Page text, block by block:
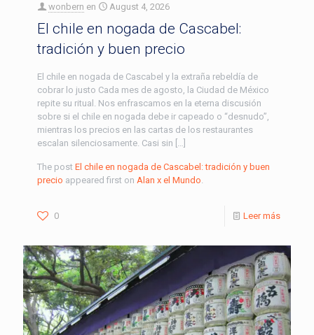
wonbern en August 4, 2026
El chile en nogada de Cascabel:
tradición y buen precio
El chile en nogada de Cascabel y la extraña rebeldía de
cobrar lo justo Cada mes de agosto, la Ciudad de México
repite su ritual. Nos enfrascamos en la eterna discusión
sobre si el chile en nogada debe ir capeado o “desnudo”,
mientras los precios en las cartas de los restaurantes
escalan silenciosamente. Casi sin […]
The post El chile en nogada de Cascabel: tradición y buen
precio appeared first on Alan x el Mundo
0 Leer más